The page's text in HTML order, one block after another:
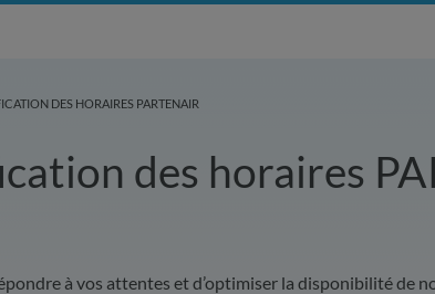
DES HORAIRES PARTENAIR
des horaires
à vos attentes et d’optimiser la disponibilité de